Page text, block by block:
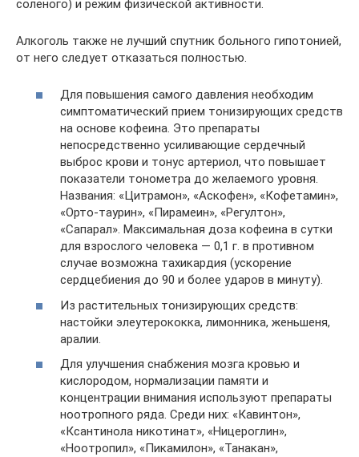
соленого) и режим физической активности.
Алкоголь также не лучший спутник больного гипотонией,
от него следует отказаться полностью.
Для повышения самого давления необходим
симптоматический прием тонизирующих средств
на основе кофеина. Это препараты
непосредственно усиливающие сердечный
выброс крови и тонус артериол, что повышает
показатели тонометра до желаемого уровня.
Названия: «Цитрамон», «Аскофен», «Кофетамин»,
«Орто-таурин», «Пирамеин», «Регултон»,
«Сапарал». Максимальная доза кофеина в сутки
для взрослого человека — 0,1 г. в противном
случае возможна тахикардия (ускорение
сердцебиения до 90 и более ударов в минуту).
Из растительных тонизирующих средств:
настойки элеутерококка, лимонника, женьшеня,
аралии.
Для улучшения снабжения мозга кровью и
кислородом, нормализации памяти и
концентрации внимания используют препараты
ноотропного ряда. Среди них: «Кавинтон»,
«Ксантинола никотинат», «Ницероглин»,
«Ноотропил», «Пикамилон», «Танакан»,